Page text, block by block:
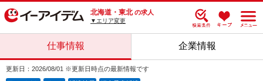
北海道・東北 の求人
▼エリア変更
仕事情報 企業情報
更新日：2026/08/01 ※更新日時点の最新情報です